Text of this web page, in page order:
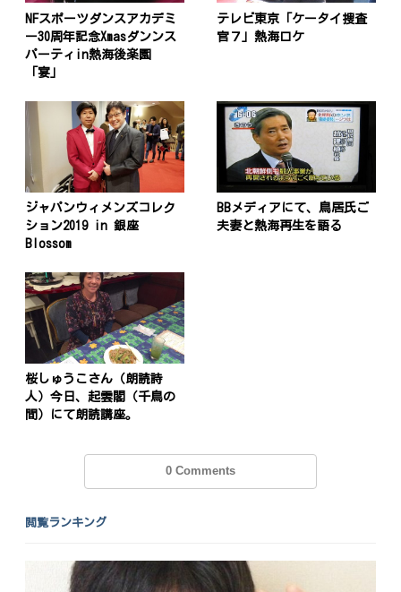
NFスポーツダンスアカデミ
ー30周年記念Xmasダンンス
パーティin熱海後楽園
「宴」
テレビ東京「ケータイ捜査
官７」熱海ロケ
ジャパンウィメンズコレク
ション2019 in 銀座
Blossom
BBメディアにて、鳥居氏ご
夫妻と熱海再生を語る
桜しゅうこさん（朗読詩
人）今日、起雲閣（千鳥の
間）にて朗読講座。
0 Comments
閲覧ランキング